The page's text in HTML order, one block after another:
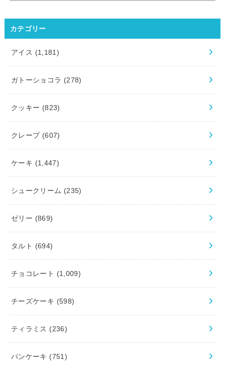
カテゴリー
アイス (1,181)
ガトーショコラ (278)
クッキー (823)
クレープ (607)
ケーキ (1,447)
シュークリーム (235)
ゼリー (869)
タルト (694)
チョコレート (1,009)
チーズケーキ (598)
ティラミス (236)
パンケーキ (751)